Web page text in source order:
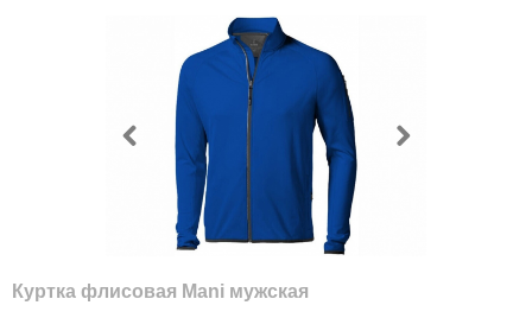
Куртка флисовая Mani мужская